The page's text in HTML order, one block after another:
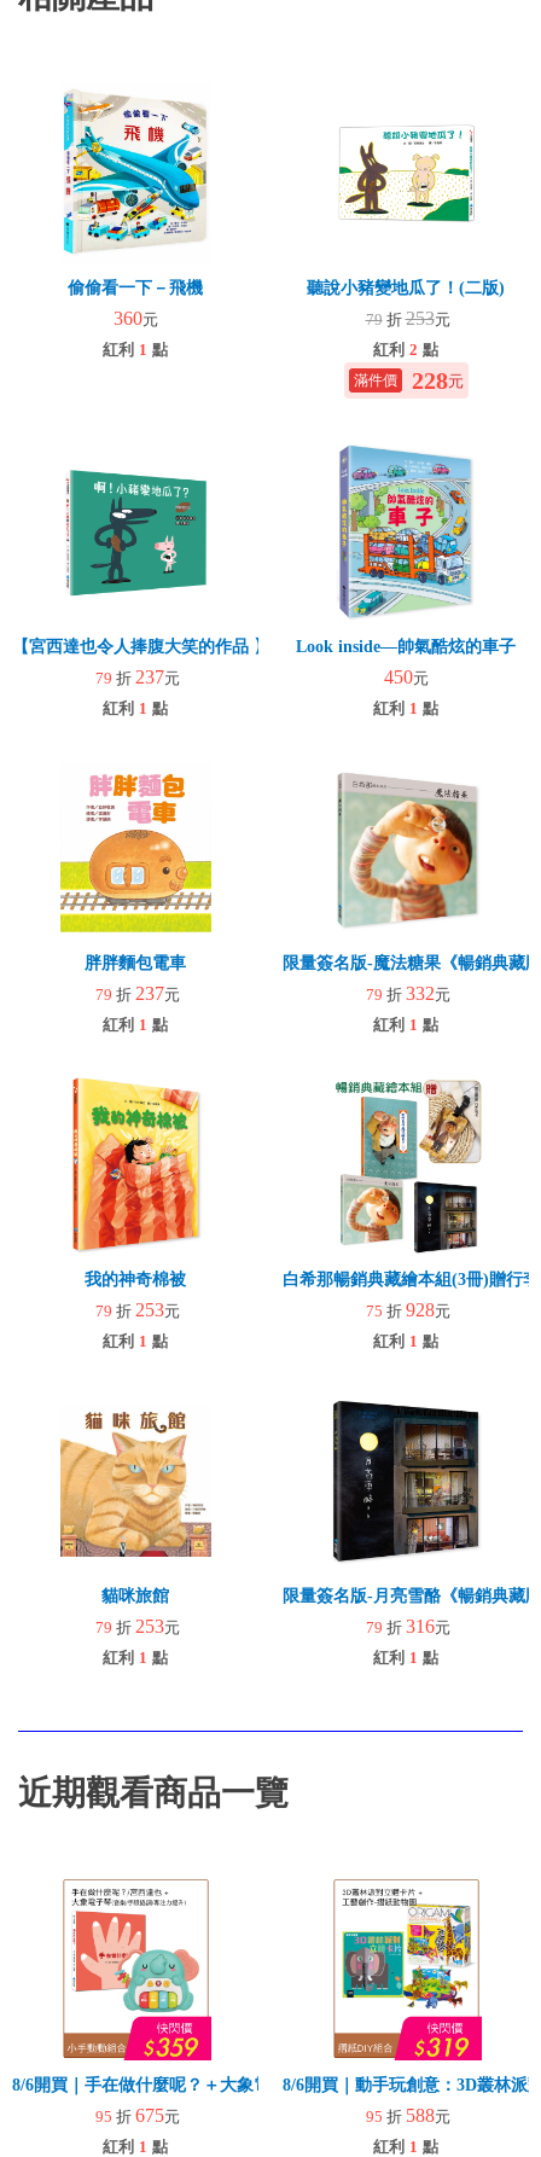
偷偷看一下－飛機
360元
紅利 1 點
聽說小豬變地瓜了！(二版)
79 折253元
紅利 2 點
228元
【宮西達也令人捧腹大笑的作品 】啊！小豬變地瓜了？（暢銷增訂版）
79 折 237元
紅利 1 點
Look inside—帥氣酷炫的車子
450元
紅利 1 點
胖胖麵包電車
79 折 237元
紅利 1 點
限量簽名版-魔法糖果《暢銷典藏
79 折 332元
紅利 1 點
我的神奇棉被
79 折 253元
紅利 1 點
白希那暢銷典藏繪本組(3冊)贈行
75 折 928元
紅利 1 點
貓咪旅館
79 折 253元
紅利 1 點
限量簽名版-月亮雪酪《暢銷典藏
79 折 316元
紅利 1 點
近期觀看商品一覽
8/6開買｜手在做什麼呢？＋大象電子琴
95 折 675元
紅利 1 點
8/6開買｜動手玩創意：3D叢林派
95 折 588元
紅利 1 點